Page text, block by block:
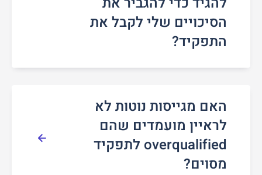
הסיכויים שלי לקבל את
התפקיד?
האם מגייסות נוטות לא
לראיין מועמדים שהם
overqualified לתפקיד
מסוים?